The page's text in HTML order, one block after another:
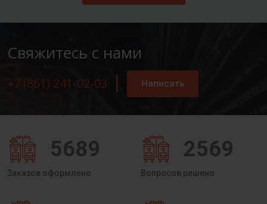
Свяжитесь с нами
+7 (861) 241-02-03 Написать
5689
Заказов оформлено
2569
Вопросов решено